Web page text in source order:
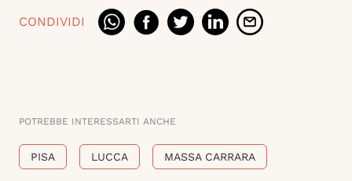
CONDIVIDI
POTREBBE INTERESSARTI ANCHE
PISA LUCCA MASSA CARRARA